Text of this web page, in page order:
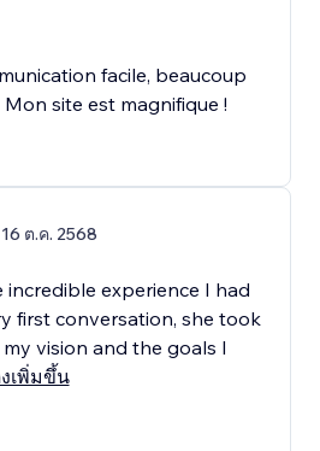
facile, beaucoup
site est magnifique !
16 ต.ค. 2568
experience I had
first conversation, she took
vision and the goals I
เพิ่มขึ้น